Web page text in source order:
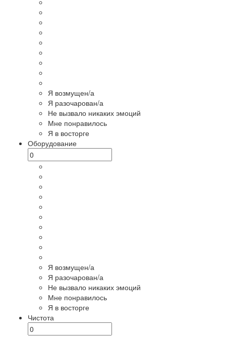
Я возмущен/а
Я разочарован/а
Не вызвало никаких эмоций
Мне понравилось
Я в восторге
Оборудование
Я возмущен/а
Я разочарован/а
Не вызвало никаких эмоций
Мне понравилось
Я в восторге
Чистота